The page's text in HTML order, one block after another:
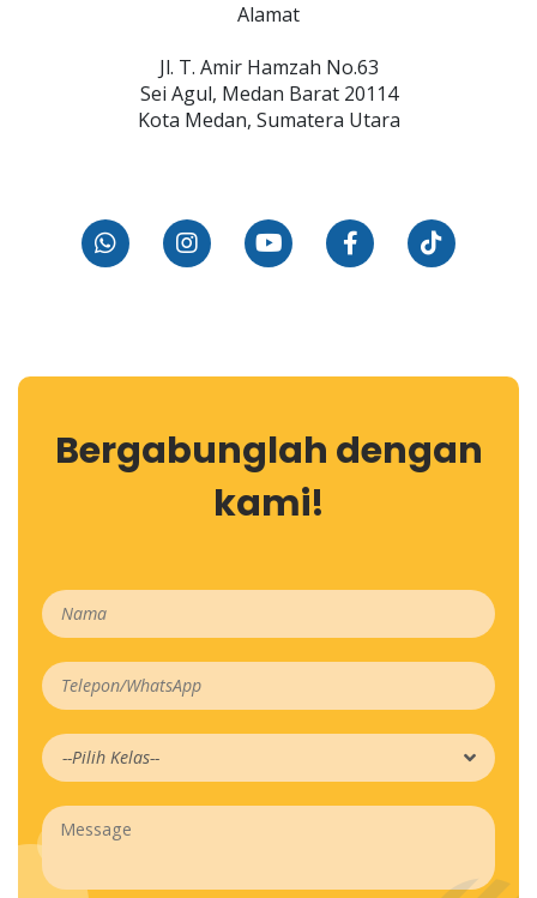
Alamat
Jl. T. Amir Hamzah No.63
Sei Agul, Medan Barat 20114
Kota Medan, Sumatera Utara
Bergabunglah dengan
kami!